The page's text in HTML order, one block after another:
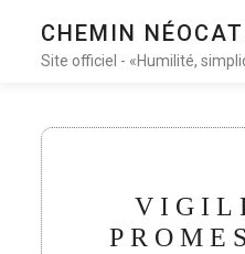
CHEMIN
Site officiel - «Humilité,